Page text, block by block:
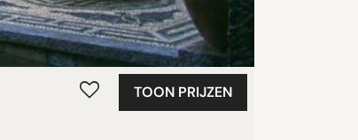
TOON PRIJZEN